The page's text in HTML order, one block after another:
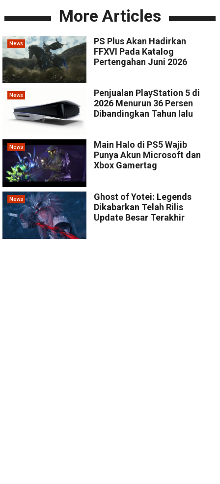
More Articles
News
PS Plus Akan Hadirkan
FFXVI Pada Katalog
Pertengahan Juni 2026
News
Penjualan PlayStation 5 di
2026 Menurun 36 Persen
Dibandingkan Tahun lalu
News
Main Halo di PS5 Wajib
Punya Akun Microsoft dan
Xbox Gamertag
News
Ghost of Yotei: Legends
Dikabarkan Telah Rilis
Update Besar Terakhir